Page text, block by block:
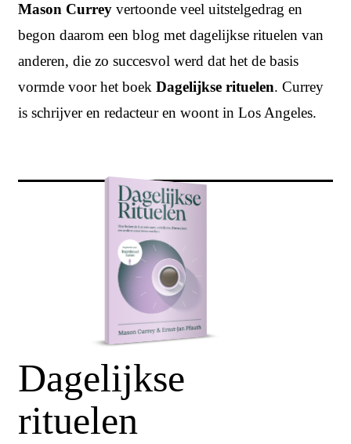
Mason Currey vertoonde veel uitstelgedrag en
begon daarom een blog met dagelijkse rituelen van
anderen, die zo succesvol werd dat het de basis
vormde voor het boek Dagelijkse rituelen. Currey
is schrijver en redacteur en woont in Los Angeles.
Dagelijkse
rituelen